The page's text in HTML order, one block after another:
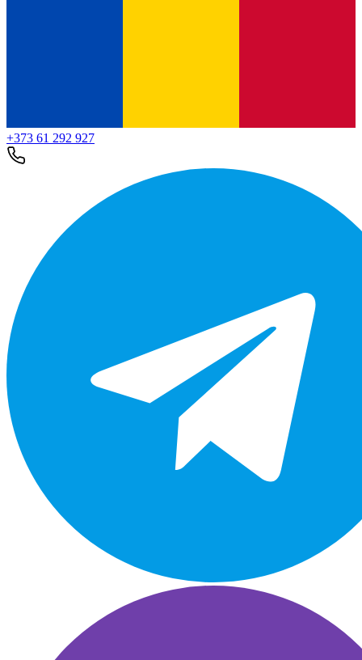
+373 61 292 927